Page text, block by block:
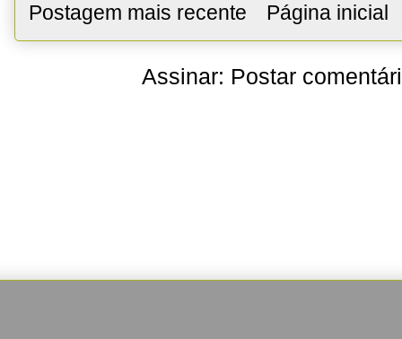
Postagem mais recente Página inicial
Assinar: Postar